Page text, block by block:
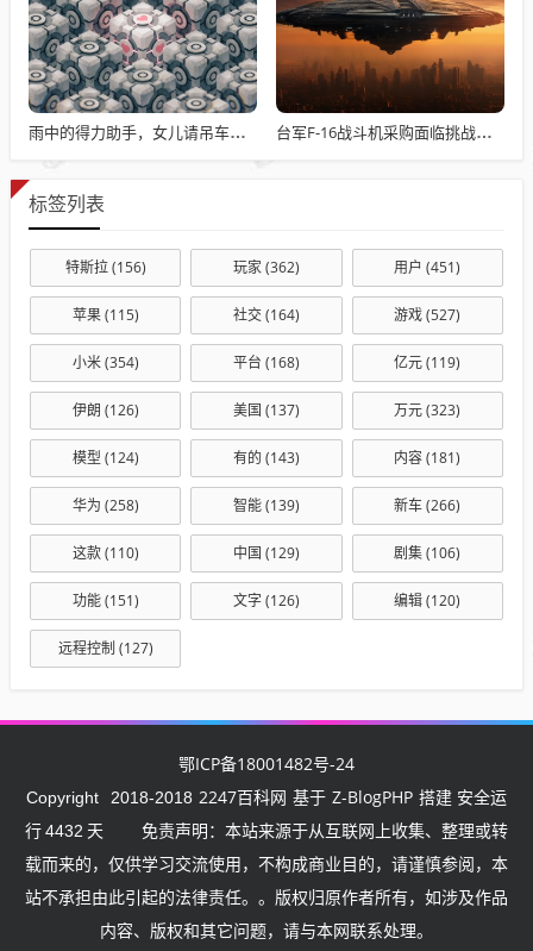
雨中的得力助手，女儿请吊车助父母快速收玉米 台军F-16战斗机采购面临挑战与困境
标签列表
特斯拉(156) 玩家(362) 用户 (451)
苹果(115) 社交(164) 游戏(527)
小米(354) 平台 (168) 亿元(119)
伊朗 (126) 美国 (137) 万元(323)
模型 (124) 有的 (143) 内容(181)
华为 (258) 智能(139) 新车(266)
这款(110) 中国 (129) 剧集(106)
功能(151) 文字(126) 编辑(120)
远程控制 (127)
鄂ICP备18001482号-24
Copyright 2018-2018 2247百科网 基于 Z-BlogPHP 搭建 安全运
行4432 天
免责声明：本站来源于从互联网上收集、整理或转
载而来的，仅供学习交流使用，不构成商业目的，请谨慎参阅，本
站不承担由此引起的法律责任。。版权归原作者所有，如涉及作品
内容、版权和其它问题，请与本网联系处理。